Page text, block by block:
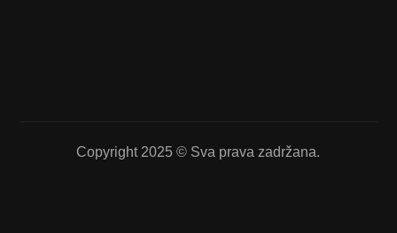
Copyright 2025 © Sva prava zadržana.